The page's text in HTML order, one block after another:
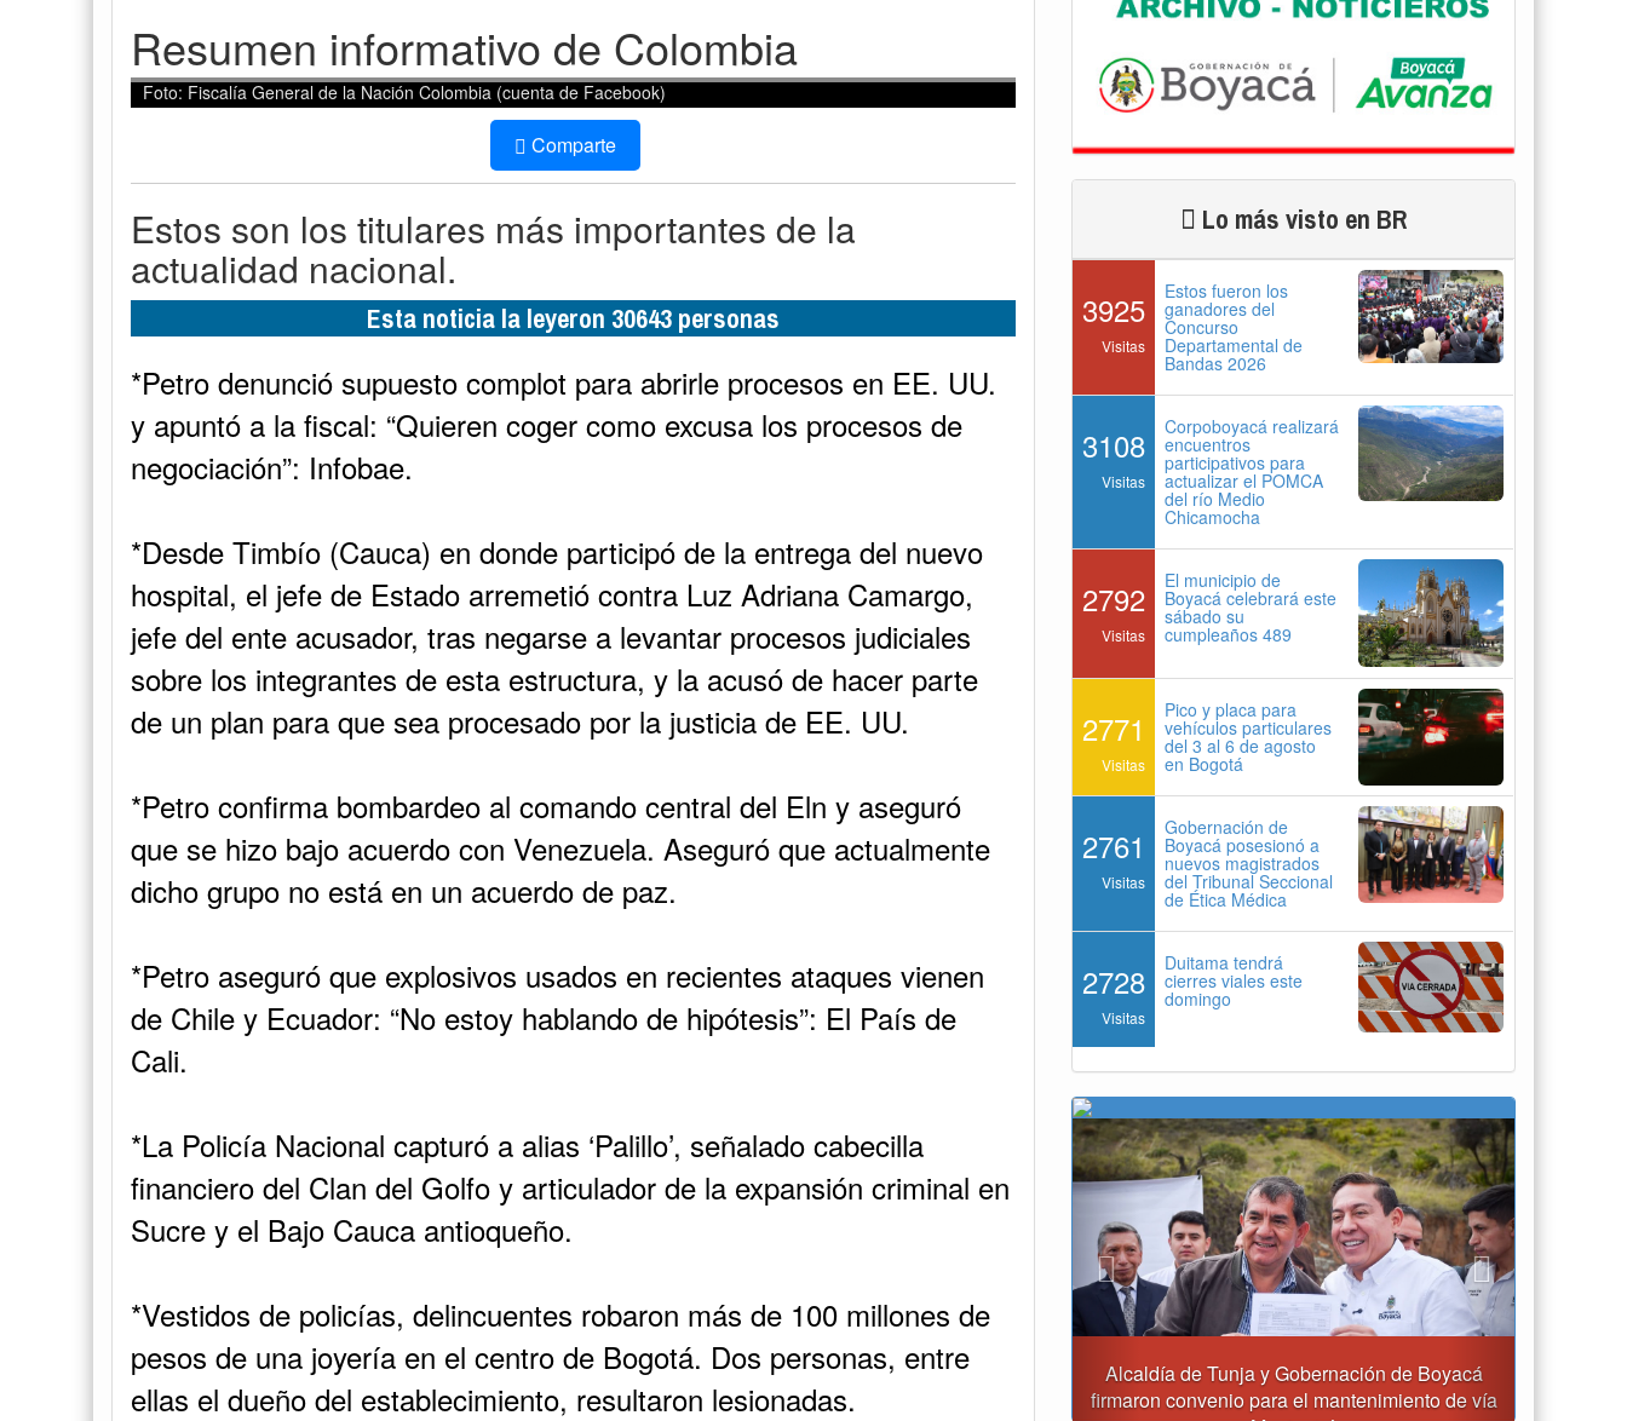
Resumen informativo de Colombia
Foto: Fiscalía General de la Nación Colombia (cuenta de Facebook)
Comparte
Estos son los titulares más importantes de la
actualidad nacional.
Esta noticia la leyeron 30643 personas
*Petro denunció supuesto complot para abrirle procesos en EE. UU.
y apuntó a la fiscal: “Quieren coger como excusa los procesos de
negociación”: Infobae.
*Desde Timbío (Cauca) en donde participó de la entrega del nuevo
hospital, el jefe de Estado arremetió contra Luz Adriana Camargo,
jefe del ente acusador, tras negarse a levantar procesos judiciales
sobre los integrantes de esta estructura, y la acusó de hacer parte
de un plan para que sea procesado por la justicia de EE. UU.
*Petro confirma bombardeo al comando central del Eln y aseguró
que se hizo bajo acuerdo con Venezuela. Aseguró que actualmente
dicho grupo no está en un acuerdo de paz.
*Petro aseguró que explosivos usados en recientes ataques vienen
de Chile y Ecuador: “No estoy hablando de hipótesis”: El País de
Cali.
*La Policía Nacional capturó a alias ‘Palillo’, señalado cabecilla
financiero del Clan del Golfo y articulador de la expansión criminal en
Sucre y el Bajo Cauca antioqueño.
*Vestidos de policías, delincuentes robaron más de 100 millones de
pesos de una joyería en el centro de Bogotá. Dos personas, entre
ellas el dueño del establecimiento, resultaron lesionadas.
Lo más visto en BR
3925
Visitas
Estos fueron los
ganadores del
Concurso
Departamental de
Bandas 2026
3108
Visitas
Corpoboyacá realizará
encuentros
participativos para
actualizar el POMCA
del río Medio
Chicamocha
2792
Visitas
El municipio de
Boyacá celebrará este
sábado su
cumpleaños 489
2771
Visitas
Pico y placa para
vehículos particulares
del 3 al 6 de agosto
en Bogotá
2761
Visitas
Gobernación de
Boyacá posesionó a
nuevos magistrados
del Tribunal Seccional
de Ética Médica
2728
Visitas
Duitama tendrá
cierres viales este
domingo
Reporte del tiempo en Boyacá para el viernes
Previous Next